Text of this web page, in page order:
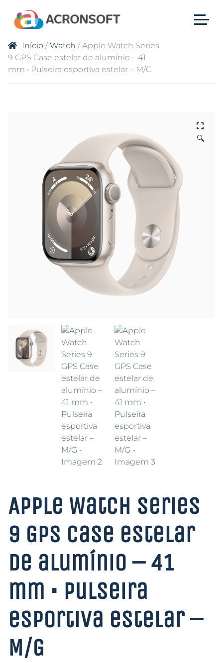
Início /Watch / Apple Watch Series
9 GPS Case estelar de alumínio – 41
mm • Pulseira esportiva estelar – M/G
🔍
Apple Watch Series
9 GPS Case estelar
de alumínio – 41
mm • Pulseira
esportiva estelar –
M/G